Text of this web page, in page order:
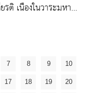
ติ เนื่องในวาระมหา
าณ สมเด็จพระ
ติธรรมสิริธรรมมุนี
7 8 9 10
17 18 19 20